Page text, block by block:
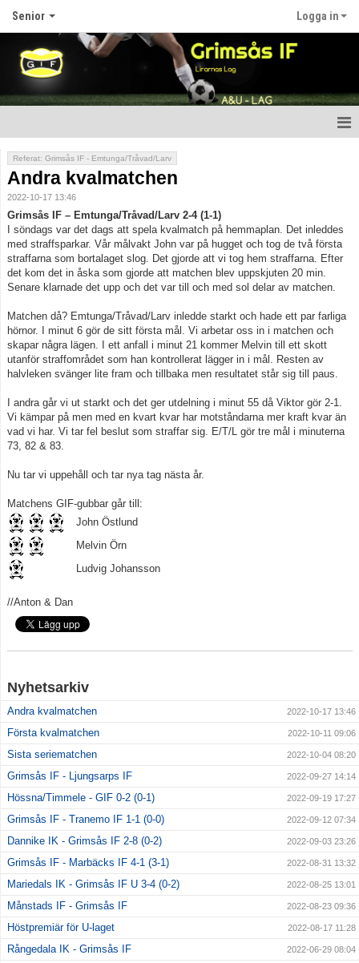
Senior Logga in
Hem
Nyheter
Kalender
Truppen
Bildgalleri
Dokument
Kontakt
Tabell A-lag
Referat: Grimsås IF - Emtunga/Tråvad/Larv
Andra kvalmatchen
2022-10-17 13:46
Grimsås IF – Emtunga/Tråvad/Larv 2-4 (1-1)
I söndags var det dags att spela kvalmatch på hemmaplan. Det inleddes
med straffsparkar. Vår målvakt John var på hugget och tog de två första
straffarna som bortalaget slog. Det gjorde att vi tog hem straffarna. Efter
det kom det in åska som gjorde att matchen blev uppskjuten 20 min.
Senare klarnade det upp och det var till och med sol delar av matchen.
Matchen då? Emtunga/Tråvad/Larv inledde starkt och hade ett par farliga
hörnor. I minut 6 gör de sitt första mål. Vi arbetar oss in i matchen och
skapar några lägen. I ett anfall i minut 21 kommer Melvin till ett skott
utanför straffområdet som han kontrollerat lägger in i mål. Resten av
halvleken svänger lite fram och tillbaka men resultatet står sig till paus.
I andra går vi ut starkt och det ger utdelning i minut 55 då Viktor gör 2-1.
Vi kämpar på men med en kvart kvar har motståndarna mer kraft kvar än
vad vi har. Vi tar fel beslut som straffar sig. E/T/L gör tre mål i minuterna
73, 82 & 83.
Nu tar vi uppehåll och tar nya tag nästa år.
Matchens GIF-gubbar går till:
John Östlund
Melvin Örn
Ludvig Johansson
//Anton & Dan
Nyhetsarkiv
Andra kvalmatchen 2022-10-17 13:46
Första kvalmatchen 2022-10-11 09:06
Sista seriematchen 2022-10-04 08:20
Grimsås IF - Ljungsarps IF 2022-09-27 14:14
Hössna/Timmele - GIF 0-2 (0-1) 2022-09-19 17:27
Grimsås IF - Tranemo IF 1-1 (0-0) 2022-09-12 07:34
Dannike IK - Grimsås IF 2-8 (0-2) 2022-09-03 23:26
Grimsås IF - Marbäcks IF 4-1 (3-1) 2022-08-31 13:32
Mariedals IK - Grimsås IF U 3-4 (0-2) 2022-08-25 13:01
Månstads IF - Grimsås IF 2022-08-23 09:36
Höstpremiär för U-laget 2022-08-17 11:28
Rångedala IK - Grimsås IF 2022-06-29 08:04